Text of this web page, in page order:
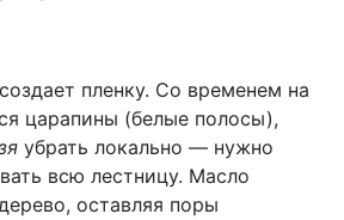
пленку. Со временем на
царапины (белые полосы),
убрать локально — нужно
всю лестницу. Масло
оставляя поры